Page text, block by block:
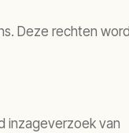
Deze rechten
inzageverzoek van